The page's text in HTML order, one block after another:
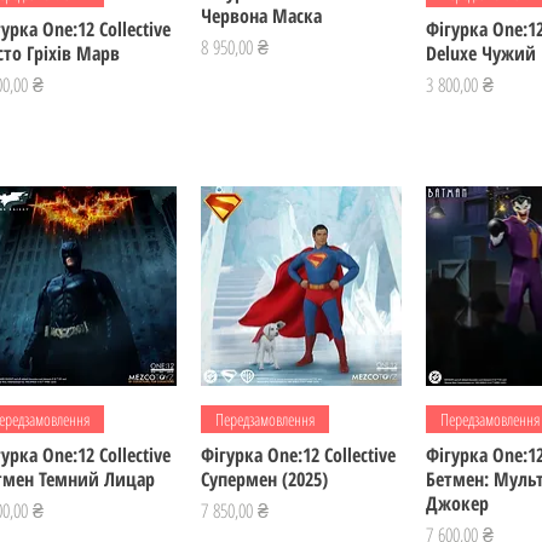
One:12 Collective
Гріхів Марв
₴
Червона Маска
Ціна
8 950,00 ₴
Фігурка
Deluxe Чужий
Ціна
3 800,00 ₴
Швидкий перегляд
One:12 Collective
Темний Лицар
₴
Швидкий перегляд
Передзамовлення
Фігурка One:12 Collective
Супермен (2025)
Ціна
7 850,00 ₴
Швидкий
Передзамовлення
Фігурка
Бетмен:
Джокер
Ціна
7 600,00 ₴